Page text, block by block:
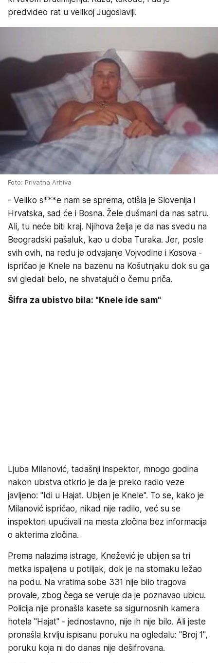
predvideo rat u velikoj Jugoslaviji.
Foto: Privatna Arhiva
- Veliko s***e nam se sprema, otišla je Slovenija i
Hrvatska, sad će i Bosna. Žele dušmani da nas satru.
Ali, tu neće biti kraj. Njihova želja je da nas svedu na
Beogradski pašaluk, kao u doba Turaka. Jer, posle
svih ovih, na redu je odvajanje Vojvodine i Kosova -
ispričao je Knele na bazenu na Košutnjaku dok su ga
svi gledali belo, ne shvatajući o čemu priča.
Šifra za ubistvo bila: "Knele ide sam"
Ljuba Milanović, tadašnji inspektor, mnogo godina
nakon ubistva otkrio je da je preko radio veze
javljeno: "Idi u Hajat. Ubijen je Knele". To se, kako je
Milanović ispričao, nikad nije radilo, već su se
inspektori upućivali na mesta zločina bez informacija
o akterima zločina.
Prema nalazima istrage, Knežević je ubijen sa tri
metka ispaljena u potiljak, dok je na stomaku ležao
na podu. Na vratima sobe 331 nije bilo tragova
provale, zbog čega se veruje da je poznavao ubicu.
Policija nije pronašla kasete sa sigurnosnih kamera
hotela "Hajat" - jednostavno, nije ih nije bilo. Ali jeste
pronašla krvlju ispisanu poruku na ogledalu: "Broj 1",
poruku koja ni do danas nije dešifrovana.